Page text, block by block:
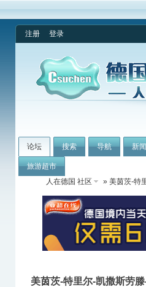
注册 登录
论坛 搜索 导航 新闻
旅游超市
人在德国 社区
» 美茵茨-特
美茵茨-特里尔-凯撒斯劳